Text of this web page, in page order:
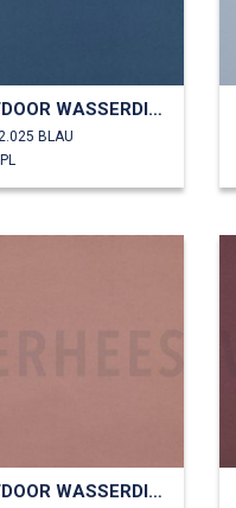
OUTDOOR WASSERDICHT
BLAU
OUTDOOR WASSERDICHT